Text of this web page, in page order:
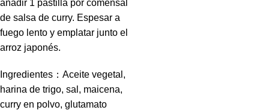
añadir 1 pastilla por comensal
de salsa de curry. Espesar a
fuego lento y emplatar junto el
arroz japonés.
Ingredientes：Aceite vegetal,
harina de trigo, sal, maicena,
curry en polvo, glutamato